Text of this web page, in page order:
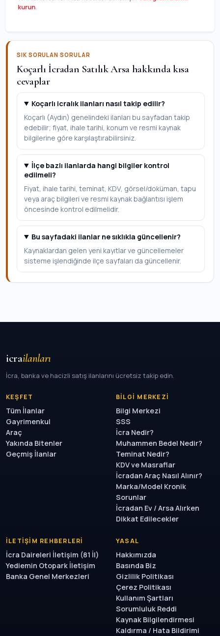
kurun.
SIK SORULAN SORULAR
Koçarlı İcradan Satılık Arsa hakkında kısa
cevaplar
Koçarlı icralık ilanları nasıl takip edilir?
Koçarlı (Aydın) genelindeki ilanları bu sayfadan takip
edebilir; fiyat, ihale tarihi, konum ve resmi kaynak
bilgilerine göre karşılaştırabilirsiniz.
İlçe bazlı ilanlarda hangi bilgiler kontrol
edilmeli?
Fiyat, ihale tarihi, teminat, KDV, görsel/doküman, tapu
veya araç bilgileri ve resmi kaynak bağlantısı işlem
öncesinde kontrol edilmelidir.
Bu sayfadaki ilanlar ne sıklıkla güncellenir?
Kaynaklardan gelen yeni kayıtlar ve güncellemeler
sisteme işlendiğinde ilçe sayfaları da güncellenir.
icrailanları
İcra, banka ve hacizli satış ilanlarını ücretsiz takip edin.
KEŞFET
Tüm İlanlar
Gayrimenkul
Araç
Yakında Bitenler
Geçmiş İlanlar
BILGI MERKEZI
Bilgi Merkezi
SSS
İcra Nedir?
Muhammen Bedel Nedir?
Teminat Nedir?
KDV ve Masraflar
İcradan Araç Nasıl Alınır?
Marka/Model Kronik
Sorunlar
İcradan Ev / Arsa Alırken
Dikkat Edilecekler
İLETIŞIM REHBERLERI
İcra Daireleri İletişim (81 İl)
Yediemin Otopark İletişim
Banka Genel Merkezleri
YASAL
Hakkımızda
Basında Biz
Gizlilik Politikası
Çerez Politikası
Kullanım Şartları
Sorumluluk Reddi
Kaynak Bilgilendirmesi
Kaldırma / Hata Bildirimi